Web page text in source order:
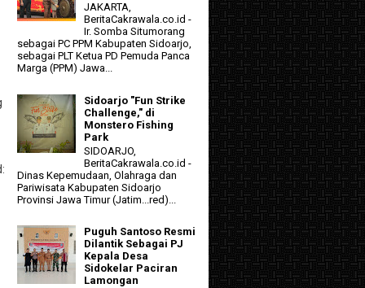
JAKARTA,
BeritaCakrawala.co.id -
Ir. Somba Situmorang
sebagai PC PPM Kabupaten Sidoarjo,
sebagai PLT Ketua PD Pemuda Panca
Marga (PPM) Jawa...
Sidoarjo "Fun Strike
Challenge," di
Monstero Fishing
Park
SIDOARJO,
BeritaCakrawala.co.id -
Dinas Kepemudaan, Olahraga dan
Pariwisata Kabupaten Sidoarjo
Provinsi Jawa Timur (Jatim...red)...
Puguh Santoso Resmi
Dilantik Sebagai PJ
Kepala Desa
Sidokelar Paciran
Lamongan